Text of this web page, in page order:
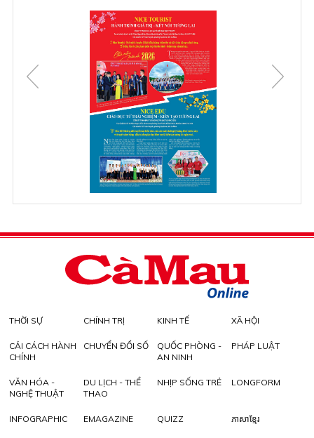
THỜI SỰ CHÍNH TRỊ KINH TẾ XÃ HỘI
CẢI CÁCH HÀNH
CHÍNH
CHUYỂN ĐỔI SỐ
QUỐC PHÒNG -
AN NINH
PHÁP LUẬT
VĂN HÓA -
NGHỆ THUẬT
DU LỊCH - THỂ
THAO
NHỊP SỐNG TRẺ LONGFORM
INFOGRAPHIC EMAGAZINE QUIZZ ភាសាខ្មែរ